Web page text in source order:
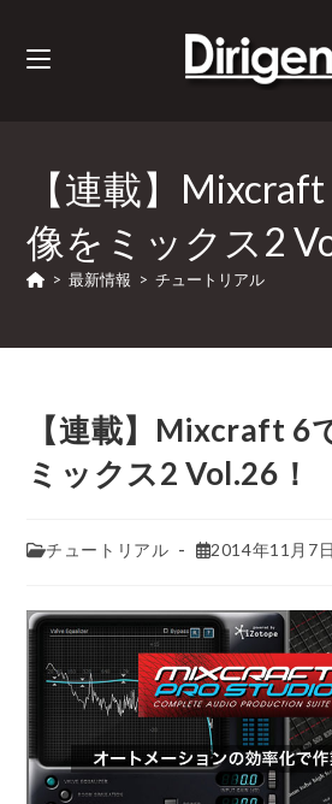
【連載】
像をミックス2
> 最新情報 > チュートリアル
【連載】Mixcraft 6
ミックス2 Vol.26！
チュートリアル 2014年11月7日